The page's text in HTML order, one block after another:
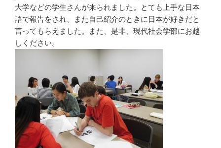
大学などの学生さんが来られました。とても上手な日本
語で報告をされ、また自己紹介のときに日本が好きだと
言ってもらえ ました。 また、是非、 現代社会学部にお越
しください。